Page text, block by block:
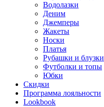
Водолазки
Деним
Джемперы
Жакеты
Носки
Платья
Рубашки и блузки
Футболки и топы
Юбки
Скидки
Программа лояльности
Lookbook